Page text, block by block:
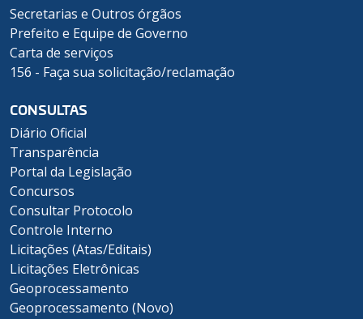
Secretarias e Outros órgãos
Prefeito e Equipe de Governo
Carta de serviços
156 - Faça sua solicitação/reclamação
CONSULTAS
Diário Oficial
Transparência
Portal da Legislação
Concursos
Consultar Protocolo
Controle Interno
Licitações (Atas/Editais)
Licitações Eletrônicas
Geoprocessamento
Geoprocessamento (Novo)